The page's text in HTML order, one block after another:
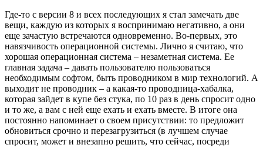
Где-то с версии 8 и всех последующих я стал замечать две
вещи, каждую из которых я воспринимаю негативно, а они
еще зачастую встречаются одновременно. Во-первых, это
навязчивость операционной системы. Лично я считаю, что
хорошая операционная система – незаметная система. Ее
главная задача – давать пользователю пользоваться
необходимым софтом, быть проводником в мир технологий. А
выходит не проводник – а какая-то проводница-хабалка,
которая зайдет в купе без стука, по 10 раз в день спросит одно
и то же, а вам с ней еще ехать и ехать вместе. В итоге она
постоянно напоминает о своем присутствии: то предложит
обновиться срочно и перезагрузиться (в лучшем случае
спросит, может и внезапно решить, что сейчас, посреди